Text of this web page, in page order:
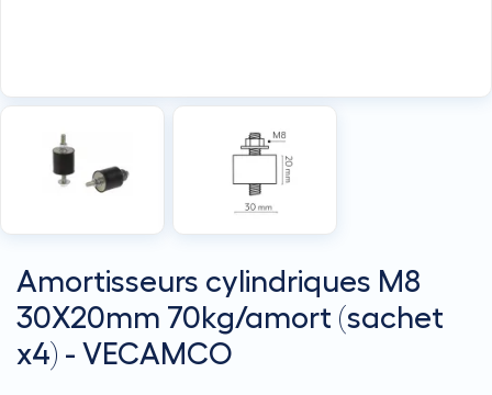
Amortisseurs cylindriques M8
30X20mm 70kg/amort (sachet
x4) - VECAMCO